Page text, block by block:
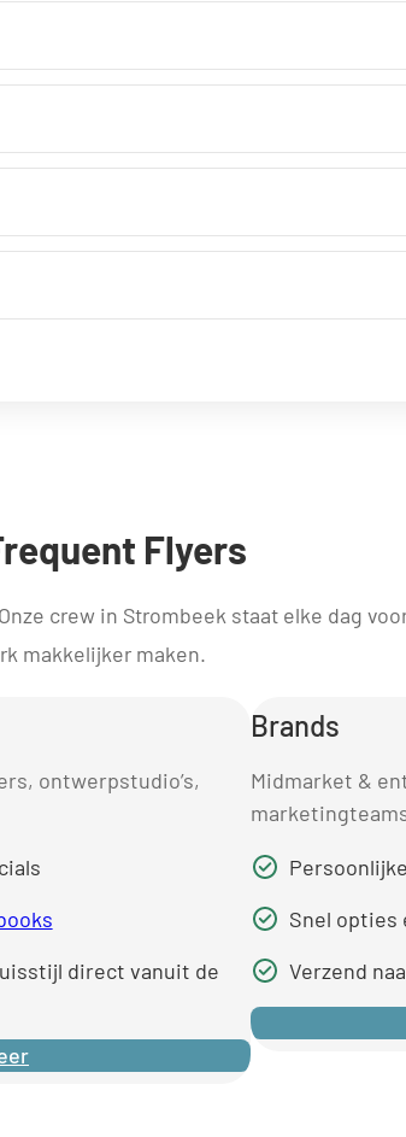
Flyers
crew in Strombeek staat elke dag
makkelijker maken.
ontwerpstudio’s,
direct vanuit de
Brands
Midmarket &
Snel opties
Verzend